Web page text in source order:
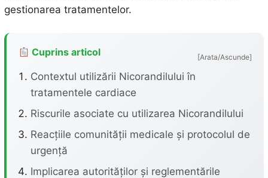
gestionarea tratamentelor.
Cuprins articol [Arata/Ascunde]
Contextul utilizării Nicorandilului în
tratamentele cardiace
Riscurile asociate cu utilizarea Nicorandilului
Reacțiile comunității medicale și protocolul de
urgență
Implicarea autorităților și reglementările